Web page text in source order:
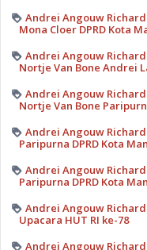
Andrei Angouw
Mona Cloer DPRD Kota
Andrei Angouw
Nortje Van Bone Andrei
Andrei Angouw
Nortje Van Bone
Andrei Angouw
Paripurna DPRD Kota
Andrei Angouw
Paripurna DPRD Kota
Andrei Angouw
Upacara HUT RI ke-78
Andrei Angouw